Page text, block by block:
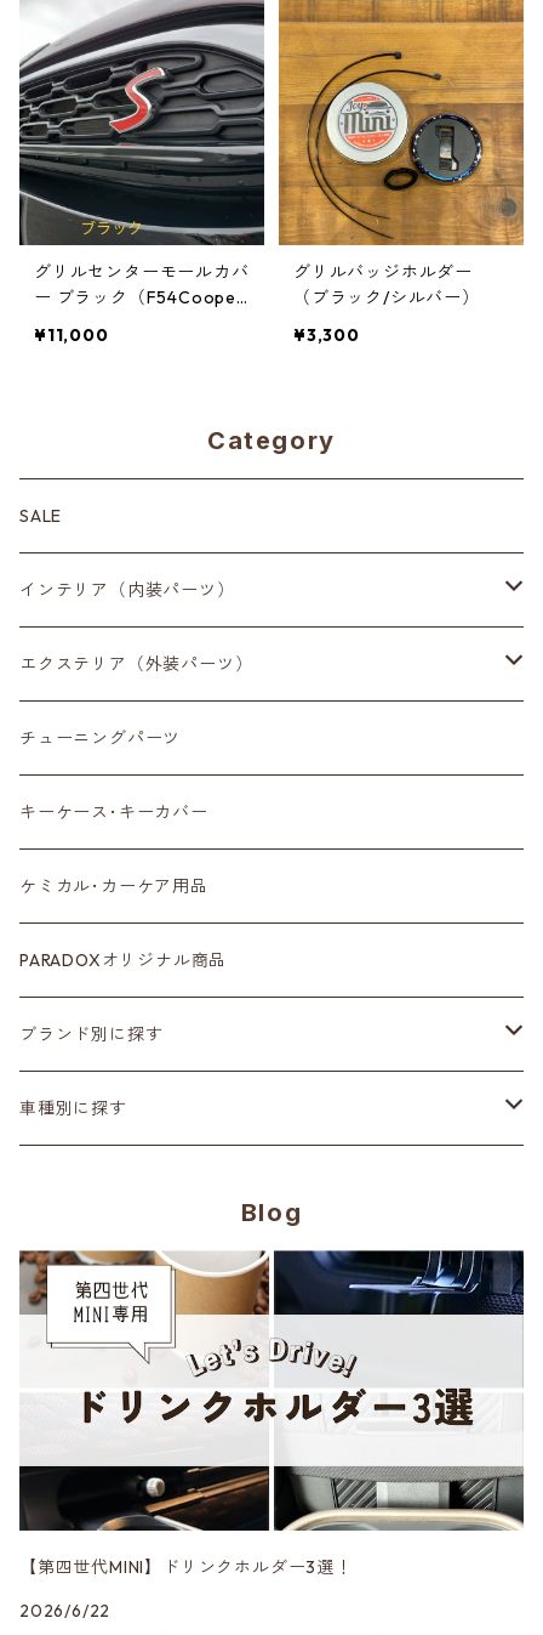
グリルセンターモールカバ
ー ブラック（F54Cooper
¥11,000
グリルバッジホルダー
（ブラック/シルバー）
¥3,300
Category
SALE
インテリア（内装パーツ）
収納小物
スマートフォン
センターディスプレイ
ルームミラー
カラーシートベルト
カーボン
ステアリング
CABANA
CRAFTPLUS
フロアマット
エクステリア（外装パーツ）
サイドミラー
アンテナ
タイヤ
ホイール
サスペンション･車高調
ヘッドランプ
ブラックアウト
カーボン
チューニングパーツ
キーケース･キーカバー
ケミカル･カーケア用品
PARADOXオリジナル商品
ブランド別に探す
Adam’ｓ Polishes
Amistad leather
CABANA
CRAFTPLUS
CRAVEN SPEED
DuelL AG
車種別に探す
第二世代 R55~61
第三世代 F54/55/56/57/60
第四世代 F65/66/67・J01/05・U25
Blog
【第四世代MINI】ドリンクホルダー3選！
2026/6/22